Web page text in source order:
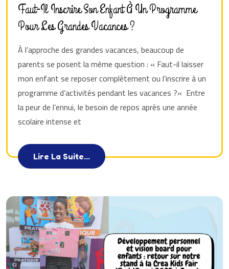
Faut-Il Inscrire Son Enfant À Un Programme
Pour Les Grandes Vacances ?
À l’approche des grandes vacances, beaucoup de
parents se posent la même question : « Faut-il laisser
mon enfant se reposer complètement ou l’inscrire à un
programme d’activités pendant les vacances ?« Entre
la peur de l’ennui, le besoin de repos après une année
scolaire intense et
Lire La Suite...